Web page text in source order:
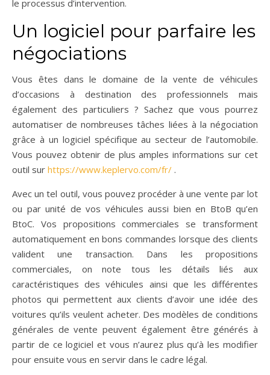
le processus d’intervention.
Un logiciel pour parfaire les
négociations
Vous êtes dans le domaine de la vente de véhicules
d’occasions à destination des professionnels mais
également des particuliers ? Sachez que vous pourrez
automatiser de nombreuses tâches liées à la négociation
grâce à un logiciel spécifique au secteur de l’automobile.
Vous pouvez obtenir de plus amples informations sur cet
outil sur https://www.keplervo.com/fr/ .
Avec un tel outil, vous pouvez procéder à une vente par lot
ou par unité de vos véhicules aussi bien en BtoB qu’en
BtoC. Vos propositions commerciales se transforment
automatiquement en bons commandes lorsque des clients
valident une transaction. Dans les propositions
commerciales, on note tous les détails liés aux
caractéristiques des véhicules ainsi que les différentes
photos qui permettent aux clients d’avoir une idée des
voitures qu’ils veulent acheter. Des modèles de conditions
générales de vente peuvent également être générés à
partir de ce logiciel et vous n’aurez plus qu’à les modifier
pour ensuite vous en servir dans le cadre légal.